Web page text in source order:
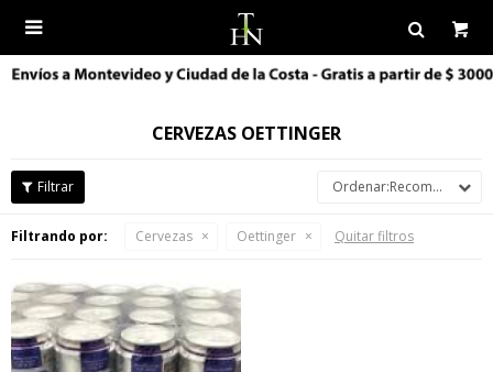

CERVEZAS OETTINGER
Recomendados
Filtrando por: Cervezas Oettinger Quitar filtros